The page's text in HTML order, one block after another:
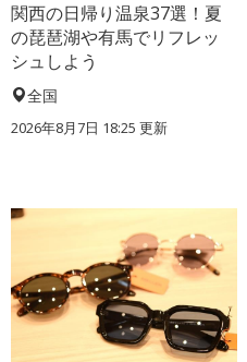
関西の日帰り温泉37選！夏
の琵琶湖や有馬でリフレッ
シュしよう
全国
2026年8月7日 18:25 更新